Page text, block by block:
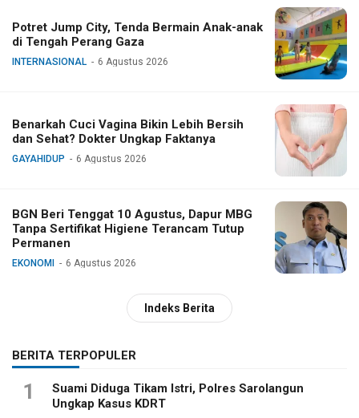
Potret Jump City, Tenda Bermain Anak-anak
di Tengah Perang Gaza
INTERNASIONAL 6 Agustus 2026
Benarkah Cuci Vagina Bikin Lebih Bersih
dan Sehat? Dokter Ungkap Faktanya
GAYAHIDUP 6 Agustus 2026
BGN Beri Tenggat 10 Agustus, Dapur MBG
Tanpa Sertifikat Higiene Terancam Tutup
Permanen
EKONOMI 6 Agustus 2026
Indeks Berita
BERITA TERPOPULER
1
Suami Diduga Tikam Istri, Polres Sarolangun
Ungkap Kasus KDRT